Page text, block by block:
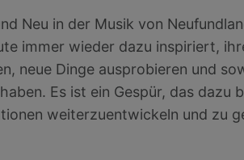
Neu in der Musik von
immer wieder dazu inspiriert,
neue Dinge ausprobieren und
Es ist ein Gespür, das dazu
weiterzuentwickeln und zu